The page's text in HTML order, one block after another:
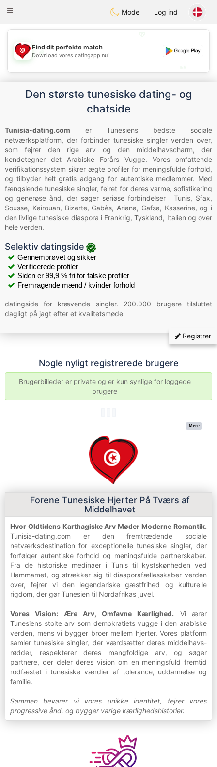
Tunisia Dating
Toggle
Mode Log ind
💖
💕
Find dit perfekte match
Download vores datingapp nu!
Den største tunesiske dating- og
chatside
Tunisia-dating.com er Tunesiens bedste sociale
netværksplatform, der forbinder tunesiske singler verden over,
som fejrer den rige arv og den middelhavscharm, der
kendetegner det Arabiske Forårs Vugge. Vores omfattende
verifikationssystem sikrer ægte profiler for meningsfulde forhold,
og tilbyder helt gratis adgang for autentiske medlemmer. Mød
fængslende tunesiske singler, fejret for deres varme, sofistikering
og generøse ånd, der søger seriøse forbindelser i Tunis, Sfax,
Sousse, Kairouan, Bizerte, Gabès, Ariana, Gafsa, Kasserine, og i
den livlige tunesiske diaspora i Frankrig, Tyskland, Italien og over
hele verden.
Selektiv datingside
Gennemprøvet og sikker
Verificerede profiler
Siden er 99,9 % fri for falske profiler
Fremragende mænd / kvinder forhold
datingside for krævende singler. 200.000 brugere tilsluttet
dagligt på jagt efter et kvalitetsmøde.
Registrer
Nogle nyligt registrerede brugere
Brugerbilleder er private og er kun synlige for loggede
brugere
Mere
Forene Tunesiske Hjerter På Tværs af
Middelhavet
Hvor Oldtidens Karthagiske Arv Møder Moderne Romantik.
Tunisia-dating.com er den fremtrædende sociale
netværksdestination for exceptionelle tunesiske singler, der
forfølger autentiske forhold og meningsfulde partnerskaber.
Fra de historiske medinaer i Tunis til kystskønheden ved
Hammamet, og strækker sig til diasporafællesskaber verden
over, fejrer vi den legendariske gæstfrihed og kulturelle
rigdom, der gør Tunesien til Nordafrikas juvel.
Vores Vision: Ære Arv, Omfavne Kærlighed. Vi ærer
Tunesiens stolte arv som demokratiets vugge i den arabiske
verden, mens vi bygger broer mellem hjerter. Vores platform
samler tunesiske singler, der værdsætter deres middelhavs-
rødder, respekterer deres mangfoldige arv, og søger
partnere, der deler deres vision om en meningsfuld fremtid
rodfæstet i tunesiske værdier af tolerance, uddannelse og
familie.
Sammen bevarer vi vores unikke identitet, fejrer vores
progressive ånd, og bygger varige kærlighedshistorier.